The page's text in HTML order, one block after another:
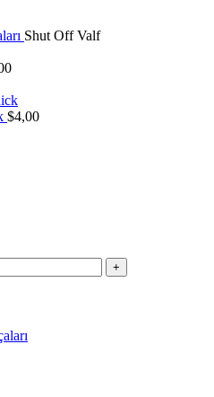
Shut Off Valf
$4,00